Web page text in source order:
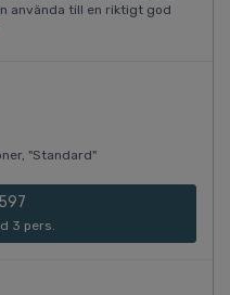
använda till en riktigt god
"Standard"
3 pers.